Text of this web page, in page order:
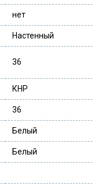
нет
Настенный
36
КНР
36
Белый
Белый